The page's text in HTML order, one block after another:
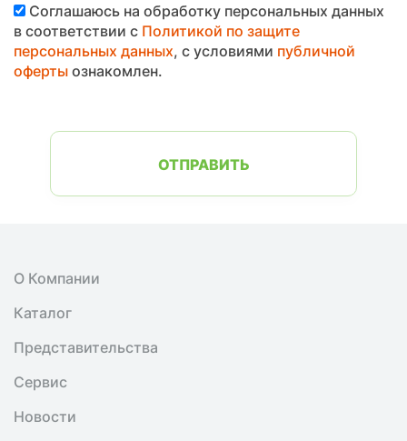
Соглашаюсь на обработку персональных данных
в соответствии с Политикой по защите
персональных данных, с условиями публичной
офертыознакомлен.
ОТПРАВИТЬ
О Компании
Каталог
Представительства
Сервис
Новости